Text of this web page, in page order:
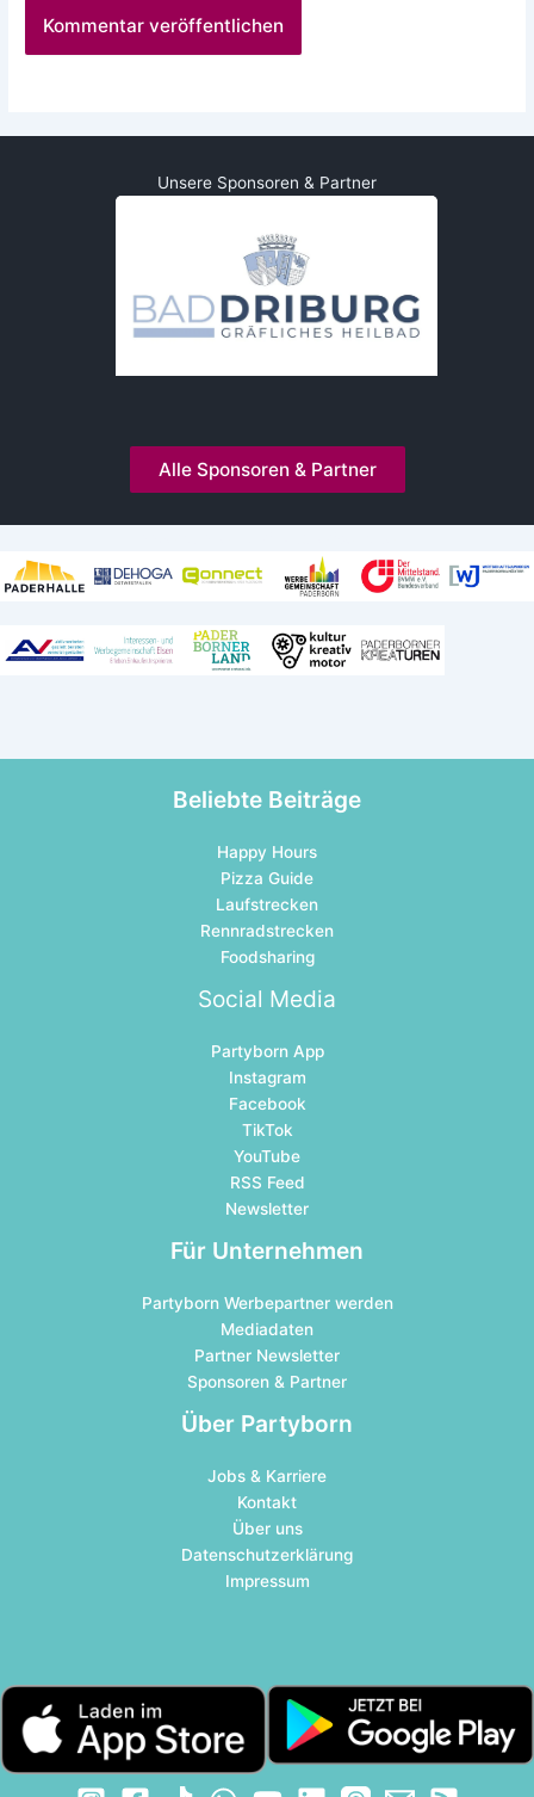
Unsere Sponsoren & Partner
Alle Sponsoren & Partner
Beliebte Beiträge
Happy Hours
Pizza Guide
Laufstrecken
Rennradstrecken
Foodsharing
Social Media
Partyborn App
Instagram
Facebook
TikTok
YouTube
RSS Feed
Newsletter
Für Unternehmen
Partyborn Werbepartner werden
Mediadaten
Partner Newsletter
Sponsoren & Partner
Über Partyborn
Jobs & Karriere
Kontakt
Über uns
Datenschutzerklärung
Impressum